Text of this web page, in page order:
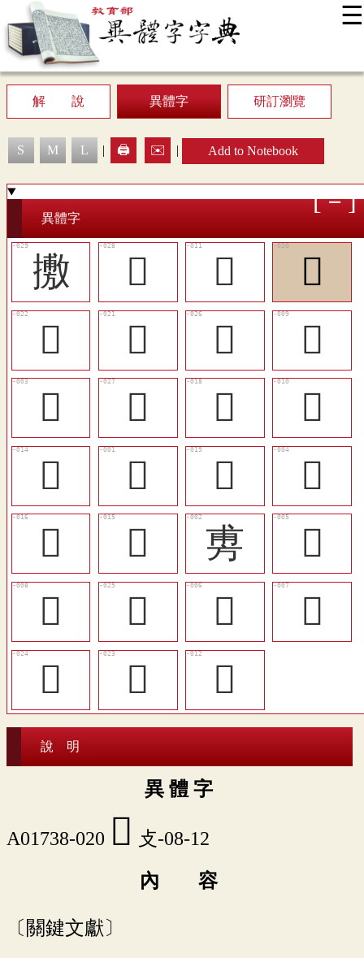
☰
::: News
Display Mode
Sitemap
解 說
異體字 研訂瀏覽
S M L | 🖨️ ✉️ | Add to Notebook
異體字
㩤 󲟋 󲞽
󲟃
󲟅
󲟄 󲟉
󲞻
󲞶
󲟊 󲟁
󲞼
󲞾
𢾭 󲟂
𢾾
󲟀
󲞿 旉
󲞷
󲞺
󲟈 󲞸
󲞹
󲟇
󲟆 𨊴
說 明
異 體 字
A01738-020 󲟃 攴-08-12
內 容
〔關鍵文獻〕